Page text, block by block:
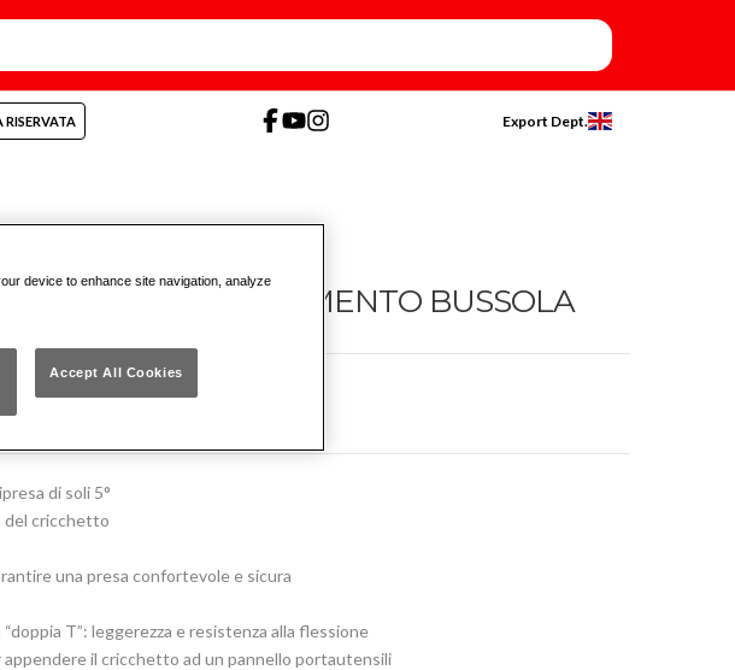
RISERVATA Export Dept.
DI TRATTENIMENTO BUSSOLA
di soli 5°
del cricchetto
una presa confortevole e sicura
T”: leggerezza e resistenza alla flessione
appendere il cricchetto ad un pannello portautensili
device to enhance site navigation, analyze
Accept All Cookies